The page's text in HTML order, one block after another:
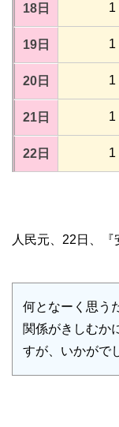
18日 1
19日 1
20日 1
21日 1
22日 1
人民元、22日、『
何となーく思う
関係がきしむか
すが、いかがで